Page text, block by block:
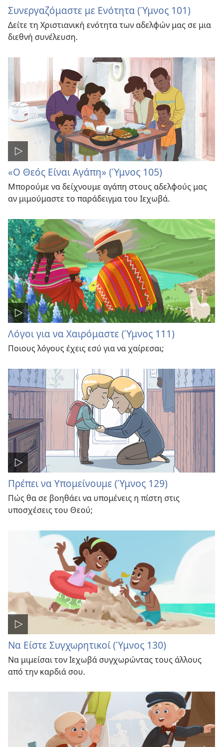
Συνεργαζόμαστε με Ενότητα (Ύμνος 101)
Δείτε τη Χριστιανική ενότητα των αδελφών μας σε μια
διεθνή συνέλευση.
«Ο Θεός Είναι Αγάπη» (Ύμνος 105)
Μπορούμε να δείχνουμε αγάπη στους αδελφούς μας
αν μιμούμαστε το παράδειγμα του Ιεχωβά.
Λόγοι για να Χαιρόμαστε (Ύμνος 111)
Ποιους λόγους έχεις εσύ για να χαίρεσαι;
Πρέπει να Υπομείνουμε (Ύμνος 129)
Πώς θα σε βοηθάει να υπομένεις η πίστη στις
υποσχέσεις του Θεού;
Να Είστε Συγχωρητικοί (Ύμνος 130)
Να μιμείσαι τον Ιεχωβά συγχωρώντας τους άλλους
από την καρδιά σου.